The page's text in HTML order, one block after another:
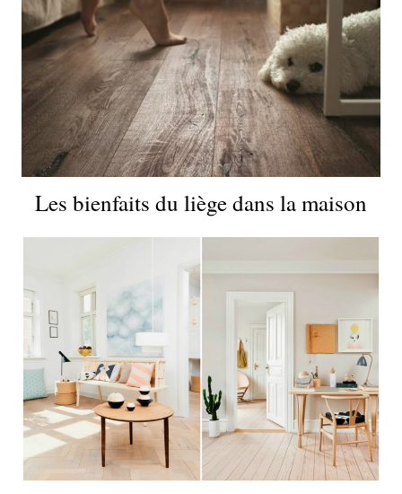
Les bienfaits du liège dans la maison